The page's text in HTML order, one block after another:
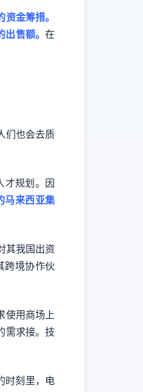
金筹措。
售额。 在
们也会去质
才规划。因
马来西亚集
其我国出资
跨境协作伙
使用商场上
需求接。技
时刻里，电